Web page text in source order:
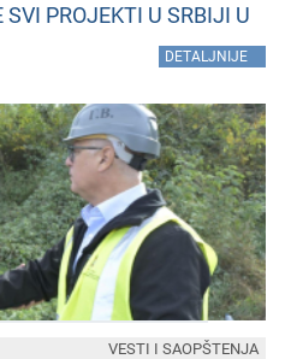
PROJEKTI U SRBIJI U
DETALJNIJE
VESTI I SAOPŠTENJA